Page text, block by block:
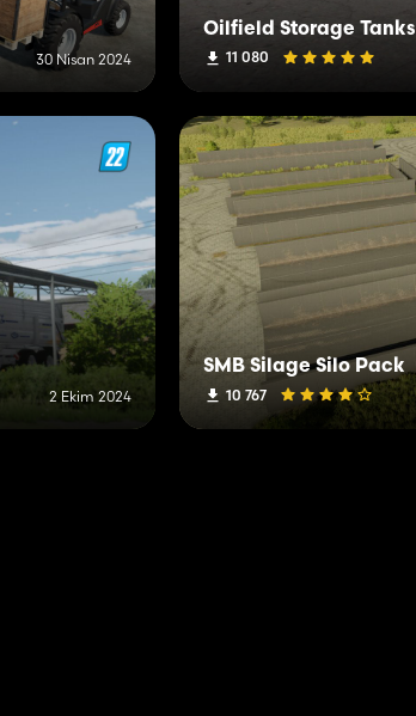
30 Nisan 2024
Oilfield Storage Tanks
11 080
2 Ekim 2024
SMB Silage Silo Pack
10 767